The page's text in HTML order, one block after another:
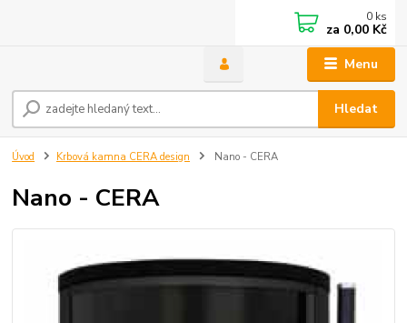
Menu
Hledat
0 ks
za 0,00 Kč
Úvod Krbová kamna CERA design Nano - CERA
Nano - CERA